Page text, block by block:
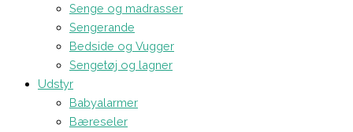
Senge og madrasser
Sengerande
Bedside og Vugger
Sengetøj og lagner
Udstyr
Babyalarmer
Bæreseler